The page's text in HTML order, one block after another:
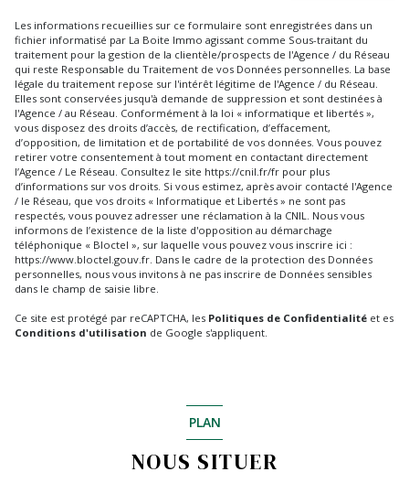
Les informations recueillies sur ce formulaire sont enregistrées dans un
fichier informatisé par La Boite Immo agissant comme Sous-traitant du
traitement pour la gestion de la clientèle/prospects de l'Agence / du Réseau
qui reste Responsable du Traitement de vos Données personnelles. La base
légale du traitement repose sur l'intérêt légitime de l'Agence / du Réseau.
Elles sont conservées jusqu'à demande de suppression et sont destinées à
l'Agence / au Réseau. Conformément à la loi « informatique et libertés »,
vous disposez des droits d’accès, de rectification, d’effacement,
d’opposition, de limitation et de portabilité de vos données. Vous pouvez
retirer votre consentement à tout moment en contactant directement
l’Agence / Le Réseau. Consultez le site https://cnil.fr/fr pour plus
d’informations sur vos droits. Si vous estimez, après avoir contacté l'Agence
/ le Réseau, que vos droits « Informatique et Libertés » ne sont pas
respectés, vous pouvez adresser une réclamation à la CNIL. Nous vous
informons de l’existence de la liste d'opposition au démarchage
téléphonique « Bloctel », sur laquelle vous pouvez vous inscrire ici :
https://www.bloctel.gouv.fr. Dans le cadre de la protection des Données
personnelles, nous vous invitons à ne pas inscrire de Données sensibles
dans le champ de saisie libre.
Ce site est protégé par reCAPTCHA, les Politiques de Confidentialité et es
Conditions d'utilisation de Google s'appliquent.
PLAN
NOUS SITUER